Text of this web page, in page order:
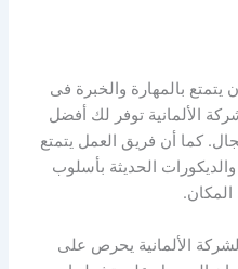
بالمهارة والخبرة فى
الألمانية توفر لك أفضل
كما أن فريق العمل يتمتع
الحديثة بأسلوب
الألمانية يحرص على